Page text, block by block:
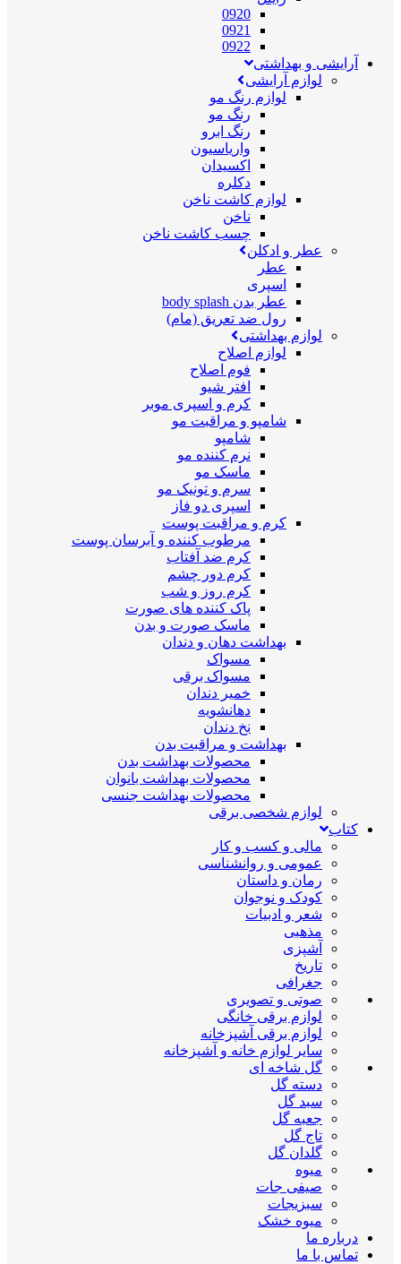
0920
0921
0922
آرایشی و بهداشتی
لوازم آرایشی
لوازم رنگ مو
رنگ مو
رنگ ابرو
واریاسیون
اکسیدان
دکلره
لوازم کاشت ناخن
ناخن
چسب کاشت ناخن
عطر و ادکلن
عطر
اسپری
عطر بدن body splash
رول ضد تعریق (مام)
لوازم بهداشتی
لوازم اصلاح
فوم اصلاح
افتر شیو
کرم و اسپری موبر
شامپو و مراقبت مو
شامپو
نرم کننده مو
ماسک مو
سرم و تونیک مو
اسپری دو فاز
کرم و مراقبت پوست
مرطوب کننده و آبرسان پوست
کرم ضد آفتاب
کرم دور چشم
کرم روز و شب
پاک کننده های صورت
ماسک صورت و بدن
بهداشت دهان و دندان
مسواک
مسواک برقی
خمیر دندان
دهانشویه
نخ دندان
بهداشت و مراقبت بدن
محصولات بهداشت بدن
محصولات بهداشت بانوان
محصولات بهداشت جنسی
لوازم شخصی برقی
کتاب
مالی و کسب و کار
عمومی و روانشناسی
رمان و داستان
کودک و نوجوان
شعر و ادبیات
مذهبی
آشپزی
تاریخ
جغرافی
صوتی و تصویری
لوازم برقی خانگی
لوازم برقی آشپزخانه
سایر لوازم خانه و آشپزخانه
گل شاخه ای
دسته گل
سبد گل
جعبه گل
تاج گل
گلدان گل
میوه
صیفی جات
سبزیجات
میوه خشک
درباره ما
تماس با ما